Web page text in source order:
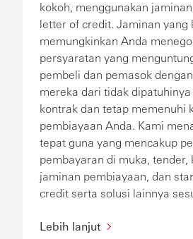
kokoh, menggunakan
letter of credit. Jaminan yang
memungkinkan Anda
persyaratan yang
pembeli dan pemasok
mereka dari tidak
kontrak dan tetap memenuhi
pembiayaan Anda. Kami
tepat guna yang mencakup
pembayaran di muka, tender,
jaminan pembiayaan, dan
credit serta solusi lainnya
Lebih lanjut